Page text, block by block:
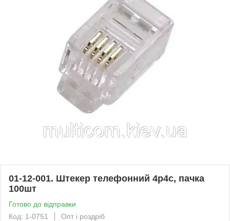
01-12-001. Штекер телефонний 4р4с, пачка
100шт
Готово до відправки
Код: 1-0751
Опт і роздріб